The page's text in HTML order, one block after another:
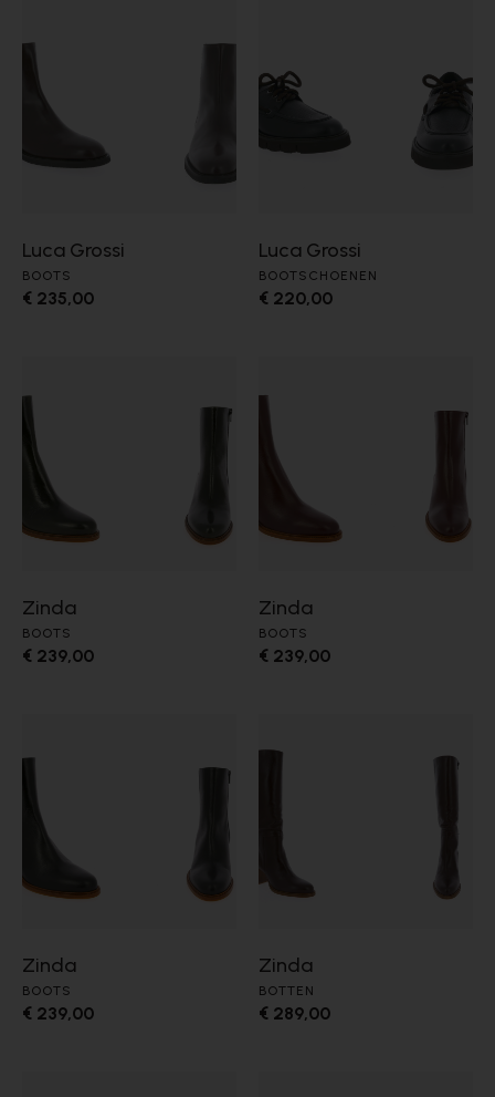
Luca Grossi
BOOTS
€ 235,00
Luca Grossi
BOOTSCHOENEN
€ 220,00
Zinda
BOOTS
€ 239,00
Zinda
BOOTS
€ 239,00
Zinda
BOOTS
€ 239,00
Zinda
BOTTEN
€ 289,00